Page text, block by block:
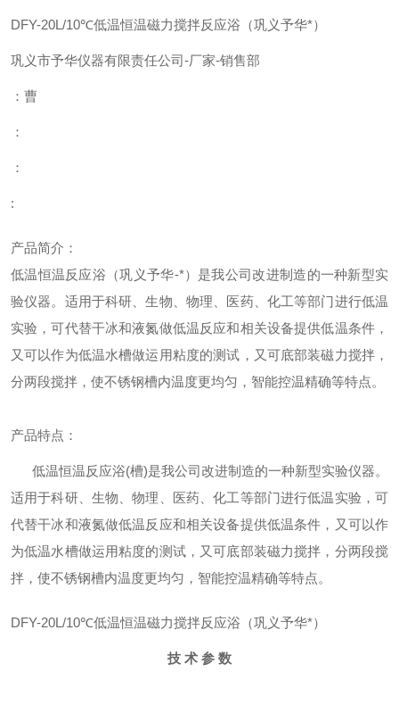
DFY-20L/10℃低温恒温磁力搅拌反应浴（巩义予华*）
巩义市予华仪器有限责任公司-厂家-销售部
：曹
：
：
:
产品简介：
低温恒温反应浴（巩义予华-*） 是我公司改进制造的一种新型实
验仪器。适用于科研、生物、物理、医药、化工等部门进行低温
实验，可代替干冰和液氮做低温反应和相关设备提供低温条件，
又可以作为低温水槽做运用粘度的测试，又可底部装磁力搅拌，
分两段搅拌，使不锈钢槽内温度更均匀，智能控温精确等特点。
产品特点：
低温恒温反应浴(槽)是我公司改进制造的一种新型实验仪器。
适用于科研、生物、物理、医药、化工等部门进行低温实验，可
代替干冰和液氮做低温反应和相关设备提供低温条件，又可以作
为低温水槽做运用粘度的测试，又可底部装磁力搅拌，分两段搅
拌，使不锈钢槽内温度更均匀，智能控温精确等特点。
DFY-20L/10℃低温恒温磁力搅拌反应浴（巩义予华*）
技 术 参 数